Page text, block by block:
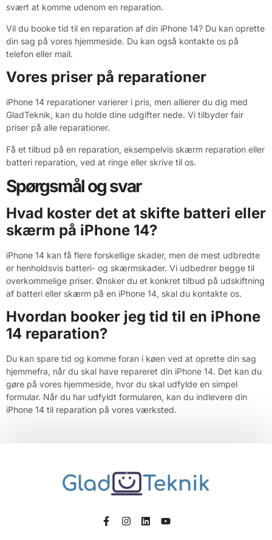
svært at komme udenom en reparation.
Vil du booke tid til en reparation af din iPhone 14? Du kan oprette
din sag på vores hjemmeside. Du kan også kontakte os på
telefon eller mail.
Vores priser på reparationer
iPhone 14 reparationer varierer i pris, men allierer du dig med
GladTeknik, kan du holde dine udgifter nede. Vi tilbyder fair
priser på alle reparationer.
Få et tilbud på en reparation, eksempelvis skærm reparation eller
batteri reparation, ved at ringe eller skrive til os.
Spørgsmål og svar
Hvad koster det at skifte batteri eller
skærm på iPhone 14?
iPhone 14 kan få flere forskellige skader, men de mest udbredte
er henholdsvis batteri- og skærmskader. Vi udbedrer begge til
overkommelige priser. Ønsker du et konkret tilbud på udskiftning
af batteri eller skærm på en iPhone 14, skal du kontakte os.
Hvordan booker jeg tid til en iPhone
14 reparation?
Du kan spare tid og komme foran i køen ved at oprette din sag
hjemmefra, når du skal have repareret din iPhone 14. Det kan du
gøre på vores hjemmeside, hvor du skal udfylde en simpel
formular. Når du har udfyldt formularen, kan du indlevere din
iPhone 14 til reparation på vores værksted.